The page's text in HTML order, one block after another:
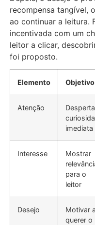
recompensa tangível,
ao continuar a leitura.
incentivada com um
leitor a clicar,
foi proposto.
Elemento Objetivo
Atenção
imediata
Interesse
Mostrar
para o
leitor
Desejo
Motivar a
querer o